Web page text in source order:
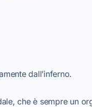
dall’inferno.
che è sempre un